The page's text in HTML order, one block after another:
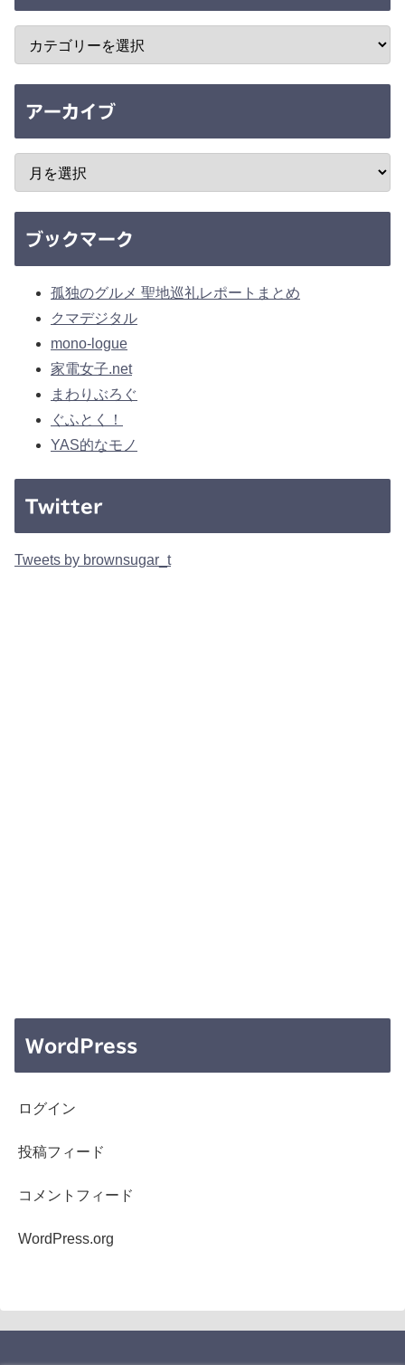
アーカイブ
ブックマーク
孤独のグルメ 聖地巡礼レポートまとめ
クマデジタル
mono-logue
家電女子.net
まわりぶろぐ
ぐふとく！
YAS的なモノ
Twitter
Tweets by brownsugar_t
WordPress
ログイン
投稿フィード
コメントフィード
WordPress.org